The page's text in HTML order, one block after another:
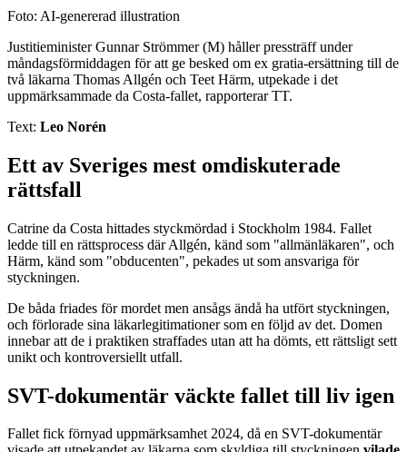
Foto: AI-genererad illustration
Justitieminister Gunnar Strömmer (M) håller pressträff under
måndagsförmiddagen för att ge besked om ex gratia-ersättning till de
två läkarna Thomas Allgén och Teet Härm, utpekade i det
uppmärksammade da Costa-fallet, rapporterar TT.
Text: Leo Norén
Ett av Sveriges mest omdiskuterade
rättsfall
Catrine da Costa hittades styckmördad i Stockholm 1984. Fallet
ledde till en rättsprocess där Allgén, känd som "allmänläkaren", och
Härm, känd som "obducenten", pekades ut som ansvariga för
styckningen.
De båda friades för mordet men ansågs ändå ha utfört styckningen,
och förlorade sina läkarlegitimationer som en följd av det. Domen
innebar att de i praktiken straffades utan att ha dömts, ett rättsligt sett
unikt och kontroversiellt utfall.
SVT-dokumentär väckte fallet till liv igen
Fallet fick förnyad uppmärksamhet 2024, då en SVT-dokumentär